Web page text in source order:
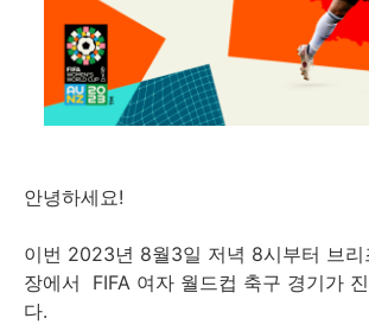
안녕하세요!
이번 2023년 8월3일 저녁 8시부터 브리
장에서 FIFA 여자 월드컵 축구 경기가
다.